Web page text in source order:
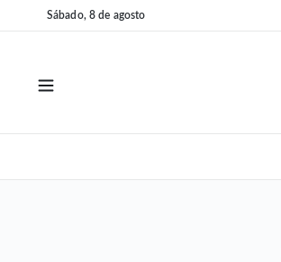
para
para
Sábado, 8 de agosto